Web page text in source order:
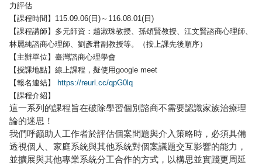
力評估
【課程時間】115.09.06(日)～116.08.01(日 )
【課程講師】多元師資：趙淑珠教授、孫頌賢教授、 江文賢諮商心理師、
林麗純諮商心理師、劉彥君副教授等。（按上課先後順序）
【主辦單位】臺灣諮商心理學會
【授課地點】線上課程，擬使用google meet
【報名連結】
https://reurl.cc/qpG0lq
【課程介紹】
這一系列的課程旨在破除學習個別諮商不需要認識家族治療理
論的迷思！
我們呼籲助人工作者於評估個案問題與介入策略時， 必須具備
透視個人、 家庭系統與其他系統對個案議題交互影響的能力，
並擴展與其他專業系統分工合作的方式， 以構思並實踐更周延